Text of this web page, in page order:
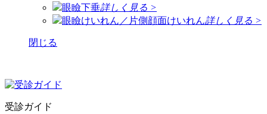
眼瞼下垂詳しく見る >
眼瞼けいれん／片側顔面けいれん詳しく見る >
閉じる
受診ガイド